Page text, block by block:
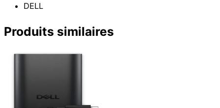
DELL
Produits similaires